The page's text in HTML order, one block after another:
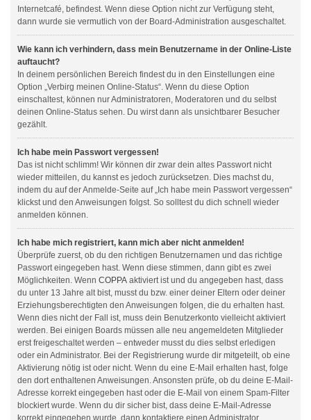
Internetcafé, befindest. Wenn diese Option nicht zur Verfügung steht,
dann wurde sie vermutlich von der Board-Administration ausgeschaltet.
Wie kann ich verhindern, dass mein Benutzername in der Online-Liste
auftaucht?
In deinem persönlichen Bereich findest du in den Einstellungen eine
Option „Verbirg meinen Online-Status“. Wenn du diese Option
einschaltest, können nur Administratoren, Moderatoren und du selbst
deinen Online-Status sehen. Du wirst dann als unsichtbarer Besucher
gezählt.
Ich habe mein Passwort vergessen!
Das ist nicht schlimm! Wir können dir zwar dein altes Passwort nicht
wieder mitteilen, du kannst es jedoch zurücksetzen. Dies machst du,
indem du auf der Anmelde-Seite auf „Ich habe mein Passwort vergessen“
klickst und den Anweisungen folgst. So solltest du dich schnell wieder
anmelden können.
Ich habe mich registriert, kann mich aber nicht anmelden!
Überprüfe zuerst, ob du den richtigen Benutzernamen und das richtige
Passwort eingegeben hast. Wenn diese stimmen, dann gibt es zwei
Möglichkeiten. Wenn COPPA aktiviert ist und du angegeben hast, dass
du unter 13 Jahre alt bist, musst du bzw. einer deiner Eltern oder deiner
Erziehungsberechtigten den Anweisungen folgen, die du erhalten hast.
Wenn dies nicht der Fall ist, muss dein Benutzerkonto vielleicht aktiviert
werden. Bei einigen Boards müssen alle neu angemeldeten Mitglieder
erst freigeschaltet werden – entweder musst du dies selbst erledigen
oder ein Administrator. Bei der Registrierung wurde dir mitgeteilt, ob eine
Aktivierung nötig ist oder nicht. Wenn du eine E-Mail erhalten hast, folge
den dort enthaltenen Anweisungen. Ansonsten prüfe, ob du deine E-Mail-
Adresse korrekt eingegeben hast oder die E-Mail von einem Spam-Filter
blockiert wurde. Wenn du dir sicher bist, dass deine E-Mail-Adresse
korrekt eingegeben wurde, dann kontaktiere einen Administrator.